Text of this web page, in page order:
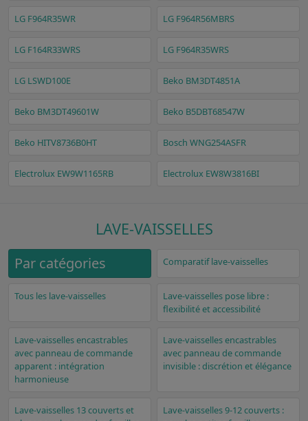
LG F964R35WR LG F964R56MBRS
LG F164R33WRS LG F964R35WRS
LG LSWD100E Beko BM3DT4851A
Beko BM3DT49601W Beko B5DBT68547W
Beko HITV8736B0HT Bosch WNG254ASFR
Electrolux EW9W1165RB Electrolux EW8W3816BI
LAVE-VAISSELLES
Par catégories Comparatif lave-vaisselles
Tous les lave-vaisselles
Lave-vaisselles pose libre :
flexibilité et accessibilité
Lave-vaisselles encastrables
avec panneau de commande
apparent : intégration
harmonieuse
Lave-vaisselles encastrables
avec panneau de commande
invisible : discrétion et élégance
Lave-vaisselles 13 couverts et
Lave-vaisselles 9-12 couverts :